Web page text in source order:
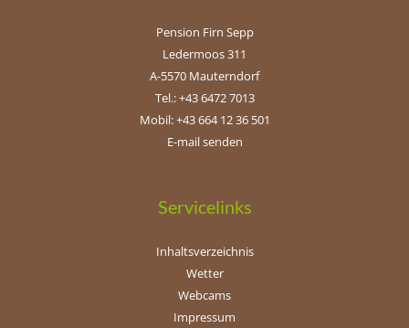
Pension Firn Sepp
Ledermoos 311
A-5570 Mauterndorf
Tel.: +43 6472 7013
Mobil: +43 664 12 36 501
E-mail senden
Servicelinks
Inhaltsverzeichnis
Wetter
Webcams
Impressum